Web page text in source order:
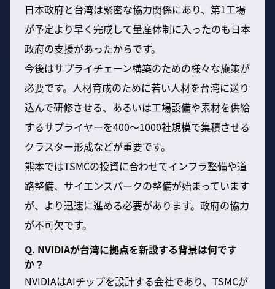
日本政府と台湾は緊密な協力関係にあり、第1工場
が予定より早く完成して量産体制に入ったのも日本
政府の支援があったからです。
今後はサプライチェーン構築のための様々な施策が
必要です。人材育成のために若い人材を台湾に送り
込んで研修させる、あるいは工場設備や素材を供給
するサプライヤーを400〜1000社規模で集積させる
クラスター形成などが重要です。
熊本ではTSMCの投資に合わせてインフラ整備や道
路整備、サイエンスパークの整備が始まっています
が、より迅速に進める必要があります。政府の協力
が不可欠です。
Q. NVIDIAが台湾に拠点を新設する背景は何です
か？
NVIDIAはAIチップを設計する会社であり、TSMCが